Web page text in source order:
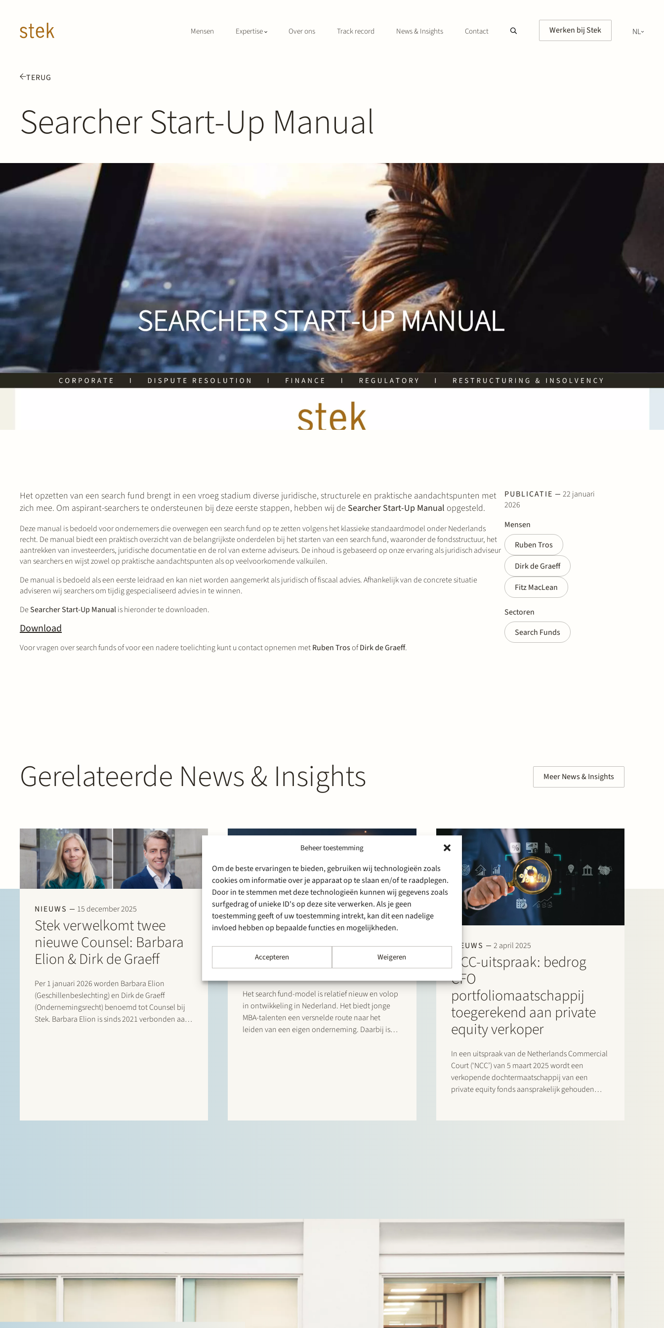
Beheer toestemming
Om de beste ervaringen te bieden, gebruiken wij technologieën zoals
cookies om informatie over je apparaat op te slaan en/of te raadplegen.
Door in te stemmen met deze technologieën kunnen wij gegevens zoals
surfgedrag of unieke ID's op deze site verwerken. Als je geen
toestemming geeft of uw toestemming intrekt, kan dit een nadelige
invloed hebben op bepaalde functies en mogelijkheden.
Accepteren Weigeren
Mensen Expertise Over ons Track record News & Insights Contact Werken bij Stek
NL
TERUG
Searcher Start-Up Manual
PUBLICATIE
22 januari
2026
Mensen
Ruben Tros
Dirk de Graeff
Fitz MacLean
Sectoren
Search Funds
Het opzetten van een search fund brengt in een vroeg stadium diverse juridische, structurele en praktische aandachtspunten met
zich mee. Om aspirant-searchers te ondersteunen bij deze eerste stappen, hebben wij de Searcher Start-Up Manual opgesteld.
Deze manual is bedoeld voor ondernemers die overwegen een search fund op te zetten volgens het klassieke standaardmodel onder Nederlands
recht. De manual biedt een praktisch overzicht van de belangrijkste onderdelen bij het starten van een search fund, waaronder de fondsstructuur, het
aantrekken van investeerders, juridische documentatie en de rol van externe adviseurs. De inhoud is gebaseerd op onze ervaring als juridisch adviseur
van searchers en wijst zowel op praktische aandachtspunten als op veelvoorkomende valkuilen.
De manual is bedoeld als een eerste leidraad en kan niet worden aangemerkt als juridisch of fiscaal advies. Afhankelijk van de concrete situatie
adviseren wij searchers om tijdig gespecialiseerd advies in te winnen.
DeSearcher Start-Up Manualis hieronder te downloaden.
Download
Voor vragen over search funds of voor een nadere toelichting kunt u contact opnemen metRuben TrosofDirk de Graeff.
Gerelateerde News & Insights Meer News & Insights
NIEUWS 15 december 2025
Stek verwelkomt twee
nieuwe Counsel: Barbara
Elion & Dirk de Graeff
Per 1 januari 2026 worden Barbara Elion
(Geschillenbeslechting) en Dirk de Graeff
(Ondernemingsrecht) benoemd tot Counsel bij
Stek. Barbara Elion is sinds 2021 verbonden aan
NIEUWS 2 april 2025
Search Funds in opkomst:
hoe MBA’s zonder kapitaal
CEO worden
Het search fund-model is relatief nieuw en volop
in ontwikkeling in Nederland. Het biedt jonge
MBA-talenten een versnelde route naar het
leiden van een eigen onderneming. Daarbij is
NIEUWS 2 april 2025
NCC-uitspraak: bedrog
CFO
portfoliomaatschappij
toegerekend aan private
equity verkoper
In een uitspraak van de Netherlands Commercial
Court (‘NCC’) van 5 maart 2025 wordt een
verkopende dochtermaatschappij van een
private equity fonds aansprakelijk gehouden